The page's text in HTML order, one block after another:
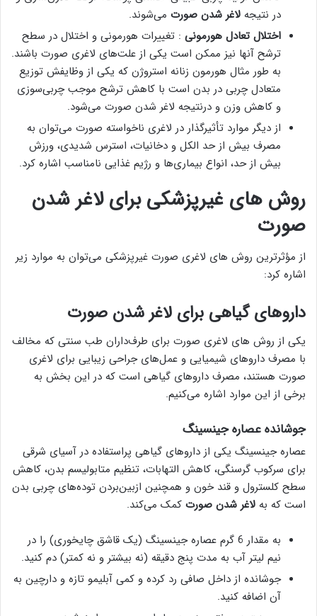
در نتیجه لاغر شدن صورت می‌شوند.
اختلال تعادل هورمونی : تغییرات هورمونی و اختلال در سطح
ترشح آنها نیز ممکن است یکی از علت‌های لاغری صورت باشند.
به طور مثال هورمون زنانه استروژن که یکی از وظایفش توزیع
متعادل چربی در بدن است با کاهش ترشح موجب چربی‌سوزی
و کاهش وزن و درنتیجه لاغر شدن صورت می‌شود.
از دیگر موارد تأثیرگذار در لاغری ناخواسته صورت می‌توان به
مصرف بیش از حد الکل و دخانیات، استرس شدیدی، ورزش
بیش از حد، انواع بیماری‌ها و رژیم غذایی نامناسب اشاره کرد.
روش های غیرپزشکی برای لاغر شدن
صورت
از مؤثرترین روش های لاغری صورت غیرپزشکی می‌توان به موارد زیر
اشاره کرد:
داروهای گیاهی برای لاغر شدن صورت
یکی از روش های لاغری صورت برای طرف‌داران طب سنتی که مخالف
با مصرف داروهای شیمیایی و عمل‌های جراحی زیبایی برای لاغری
صورت هستند، مصرف داروهای گیاهی است که در این بخش به
برخی از این موارد اشاره می‌کنیم.
جوشانده عصاره جینسینگ
عصاره جینسینگ یکی از داروهای گیاهی پراستفاده در آسیای شرقی
برای سرکوب گرسنگی، کاهش التهابات، تنظیم متابولیسم بدن، کاهش
سطح کلسترول و قند خون و همچنین ازبین‌بردن توده‌های چربی بدن
است که به لاغر شدن صورت کمک می‌کند.
به مقدار 6 گرم عصاره جینسینگ (یک قاشق چایخوری) را در
نیم لیتر آب به مدت پنج دقیقه (نه بیشتر و نه کمتر) دم کنید.
جوشانده از داخل صافی رد کرده و کمی آبلیمو تازه و دارچین به
آن اضافه کنید.